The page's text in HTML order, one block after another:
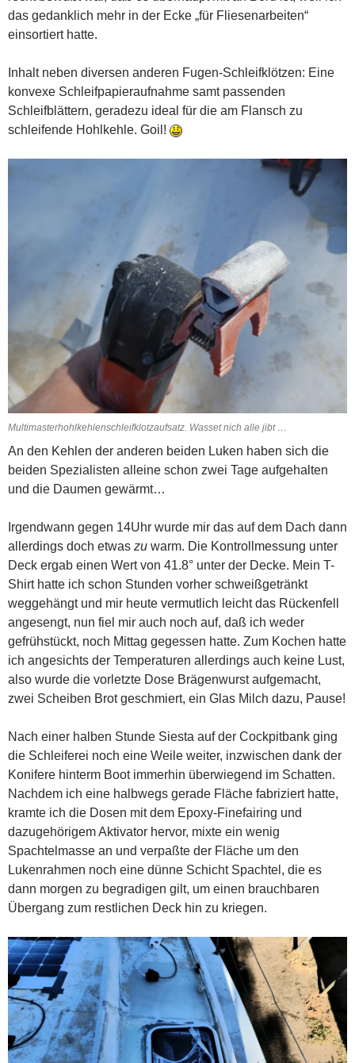
das gedanklich mehr in der Ecke „für Fliesenarbeiten“
einsortiert hatte.
Inhalt neben diversen anderen Fugen-Schleifklötzen: Eine
konvexe Schleifpapieraufnahme samt passenden
Schleifblättern, geradezu ideal für die am Flansch zu
schleifende Hohlkehle. Goil!
Multimasterhohlkehlenschleifklotzaufsatz. Wasset nich alle jibt …
An den Kehlen der anderen beiden Luken haben sich die
beiden Spezialisten alleine schon zwei Tage aufgehalten
und die Daumen gewärmt…
Irgendwann gegen 14Uhr wurde mir das auf dem Dach dann
allerdings doch etwas zu warm. Die Kontrollmessung unter
Deck ergab einen Wert von 41.8° unter der Decke. Mein T-
Shirt hatte ich schon Stunden vorher schweißgetränkt
weggehängt und mir heute vermutlich leicht das Rückenfell
angesengt, nun fiel mir auch noch auf, daß ich weder
gefrühstückt, noch Mittag gegessen hatte. Zum Kochen hatte
ich angesichts der Temperaturen allerdings auch keine Lust,
also wurde die vorletzte Dose Brägenwurst aufgemacht,
zwei Scheiben Brot geschmiert, ein Glas Milch dazu, Pause!
Nach einer halben Stunde Siesta auf der Cockpitbank ging
die Schleiferei noch eine Weile weiter, inzwischen dank der
Konifere hinterm Boot immerhin überwiegend im Schatten.
Nachdem ich eine halbwegs gerade Fläche fabriziert hatte,
kramte ich die Dosen mit dem Epoxy-Finefairing und
dazugehörigem Aktivator hervor, mixte ein wenig
Spachtelmasse an und verpaßte der Fläche um den
Lukenrahmen noch eine dünne Schicht Spachtel, die es
dann morgen zu begradigen gilt, um einen brauchbaren
Übergang zum restlichen Deck hin zu kriegen.